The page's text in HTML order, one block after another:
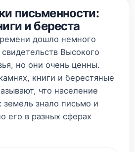
письменности:
и береста
дошло немного
Высокого
но они очень ценны.
книги и берестяные
что население
земель знало письмо и
его в разных сферах